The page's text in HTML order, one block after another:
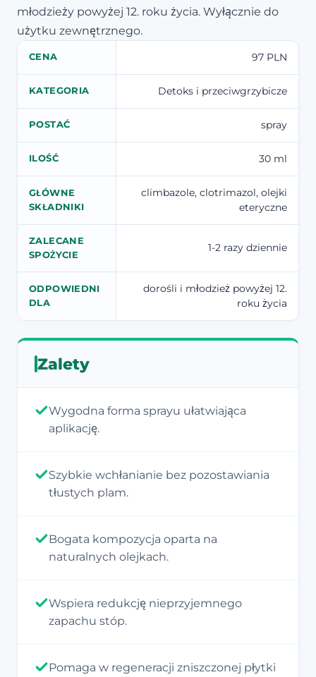
młodzieży powyżej 12. roku życia. Wyłącznie do
użytku zewnętrznego.
CENA 97 PLN
KATEGORIA Detoks i przeciwgrzybicze
POSTAĆ spray
ILOŚĆ 30 ml
GŁÓWNE
SKŁADNIKI
climbazole, clotrimazol, olejki
eteryczne
ZALECANE
SPOŻYCIE
1-2 razy dziennie
ODPOWIEDNI
DLA
dorośli i młodzież powyżej 12.
roku życia
Zalety
Wygodna forma sprayu ułatwiająca
aplikację.
Szybkie wchłanianie bez pozostawiania
tłustych plam.
Bogata kompozycja oparta na
naturalnych olejkach.
Wspiera redukcję nieprzyjemnego
zapachu stóp.
Pomaga w regeneracji zniszczonej płytki